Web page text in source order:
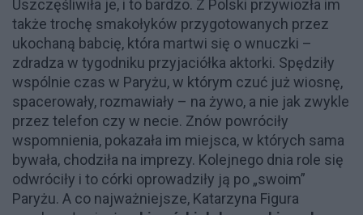
Uszczęśliwiła je, i to bardzo. Z Polski przywiozła im
także trochę smakołyków przygotowanych przez
ukochaną babcię, która martwi się o wnuczki –
zdradza w tygodniku przyjaciółka aktorki. Spędziły
wspólnie czas w Paryżu, w którym czuć już wiosnę,
spacerowały, rozmawiały – na żywo, a nie jak zwykle
przez telefon czy w necie. Znów powróciły
wspomnienia, pokazała im miejsca, w których sama
bywała, chodziła na imprezy. Kolejnego dnia role się
odwróciły i to córki oprowadziły ją po „swoim”
Paryżu. A co najważniejsze, Katarzyna Figura